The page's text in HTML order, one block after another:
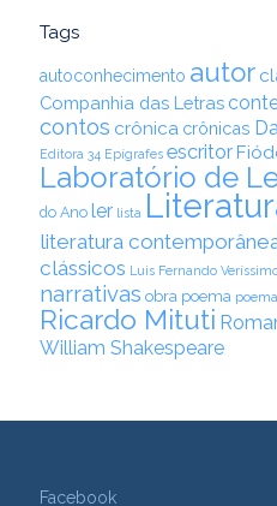
Tags
autoconhecimento autor
Companhia das Letras
contos crônica crônicas
Editora 34 Epígrafes escritor
Laboratório de
do Ano ler lista
literatura
clássicos Luis Fernando
narrativas obra poema
Ricardo Mituti
William Shakespeare
Facebook